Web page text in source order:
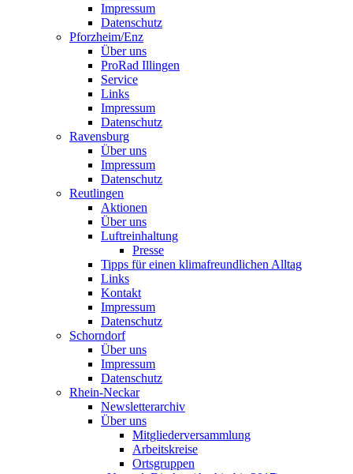
Impressum
Datenschutz
Pforzheim/Enz
Über uns
ProRad Illingen
Service
Links
Impressum
Datenschutz
Ravensburg
Über uns
Impressum
Datenschutz
Reutlingen
Aktionen
Über uns
Luftreinhaltung
Presse
Tipps für einen klimafreundlichen Alltag
Links
Kontakt
Impressum
Datenschutz
Schorndorf
Über uns
Impressum
Datenschutz
Rhein-Neckar
Newsletterarchiv
Über uns
Mitgliederversammlung
Arbeitskreise
Ortsgruppen